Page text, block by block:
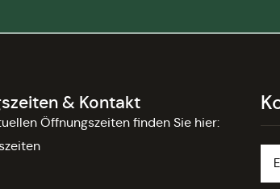
& Kontakt
Öffnungszeiten finden Sie hier: